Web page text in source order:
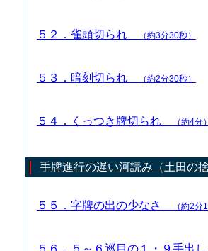
５２．雀頭切られ （約3分30秒）
５３．暗刻切られ （約2分30秒）
５４．くっつき牌切られ （約4分）
手牌進行の遅い河読み（土田の捨
５５．字牌の出の少なさ （約2分
５６．５～６巡目の１・９手出